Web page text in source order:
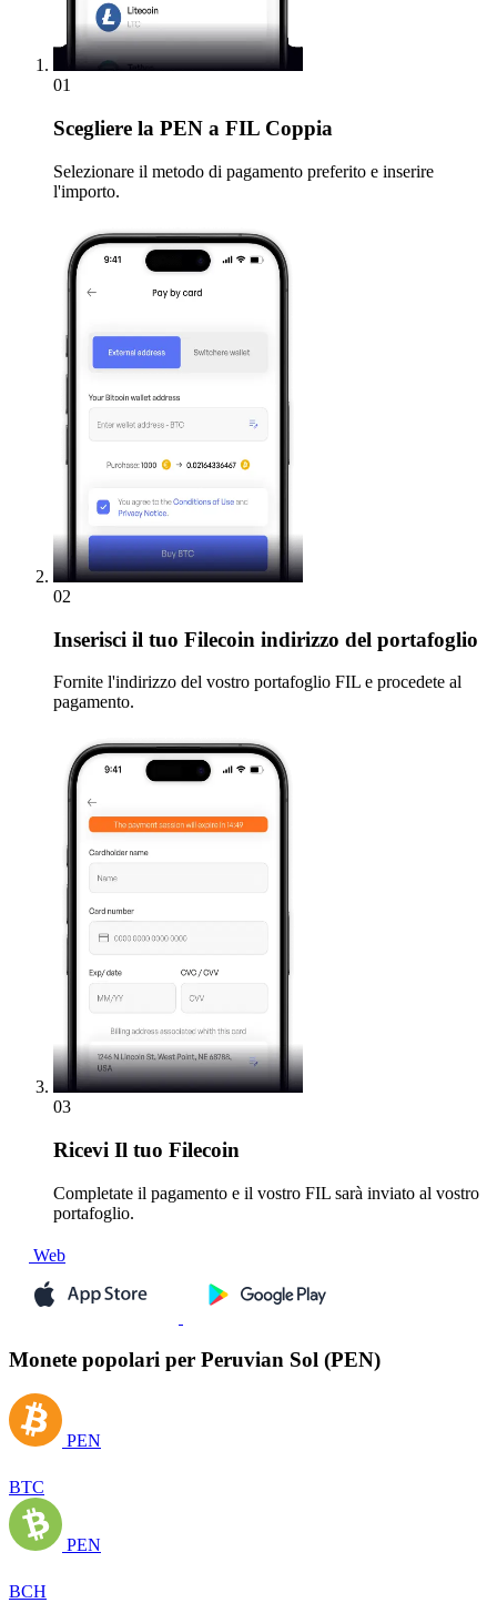
01
Scegliere la PEN a FIL Coppia
Selezionare il metodo di pagamento preferito e inserire
l'importo.
02
Inserisci il tuo Filecoin indirizzo del portafoglio
Fornite l'indirizzo del vostro portafoglio FIL e procedete al
pagamento.
03
Ricevi Il tuo Filecoin
Completate il pagamento e il vostro FIL sarà inviato al vostro
portafoglio.
Web
Monete popolari per Peruvian Sol (PEN)
PEN
BTC
PEN
BCH